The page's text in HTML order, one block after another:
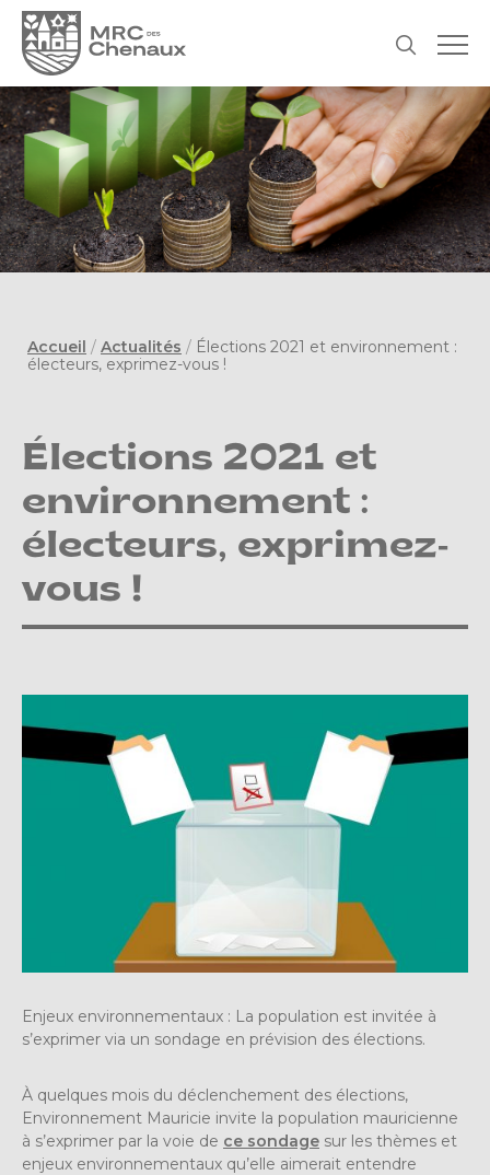
Accueil / Actualités / Élections 2021 et environnement :
électeurs, exprimez-vous !
Élections 2021 et
environnement :
électeurs, exprimez-
vous !
Enjeux environnementaux : La population est invitée à
s’exprimer via un sondage en prévision des élections.
À quelques mois du déclenchement des élections,
Environnement Mauricie invite la population mauricienne
à s’exprimer par la voie de ce sondage sur les thèmes et
enjeux environnementaux qu’elle aimerait entendre